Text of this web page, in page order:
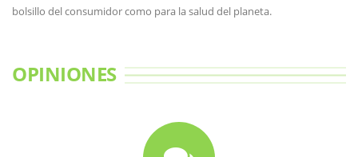
bolsillo del consumidor como para la salud del planeta.
OPINIONES